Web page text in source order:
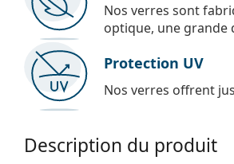
Nos verres sont
optique, une
Protection UV
Nos verres offrent
Description du produit